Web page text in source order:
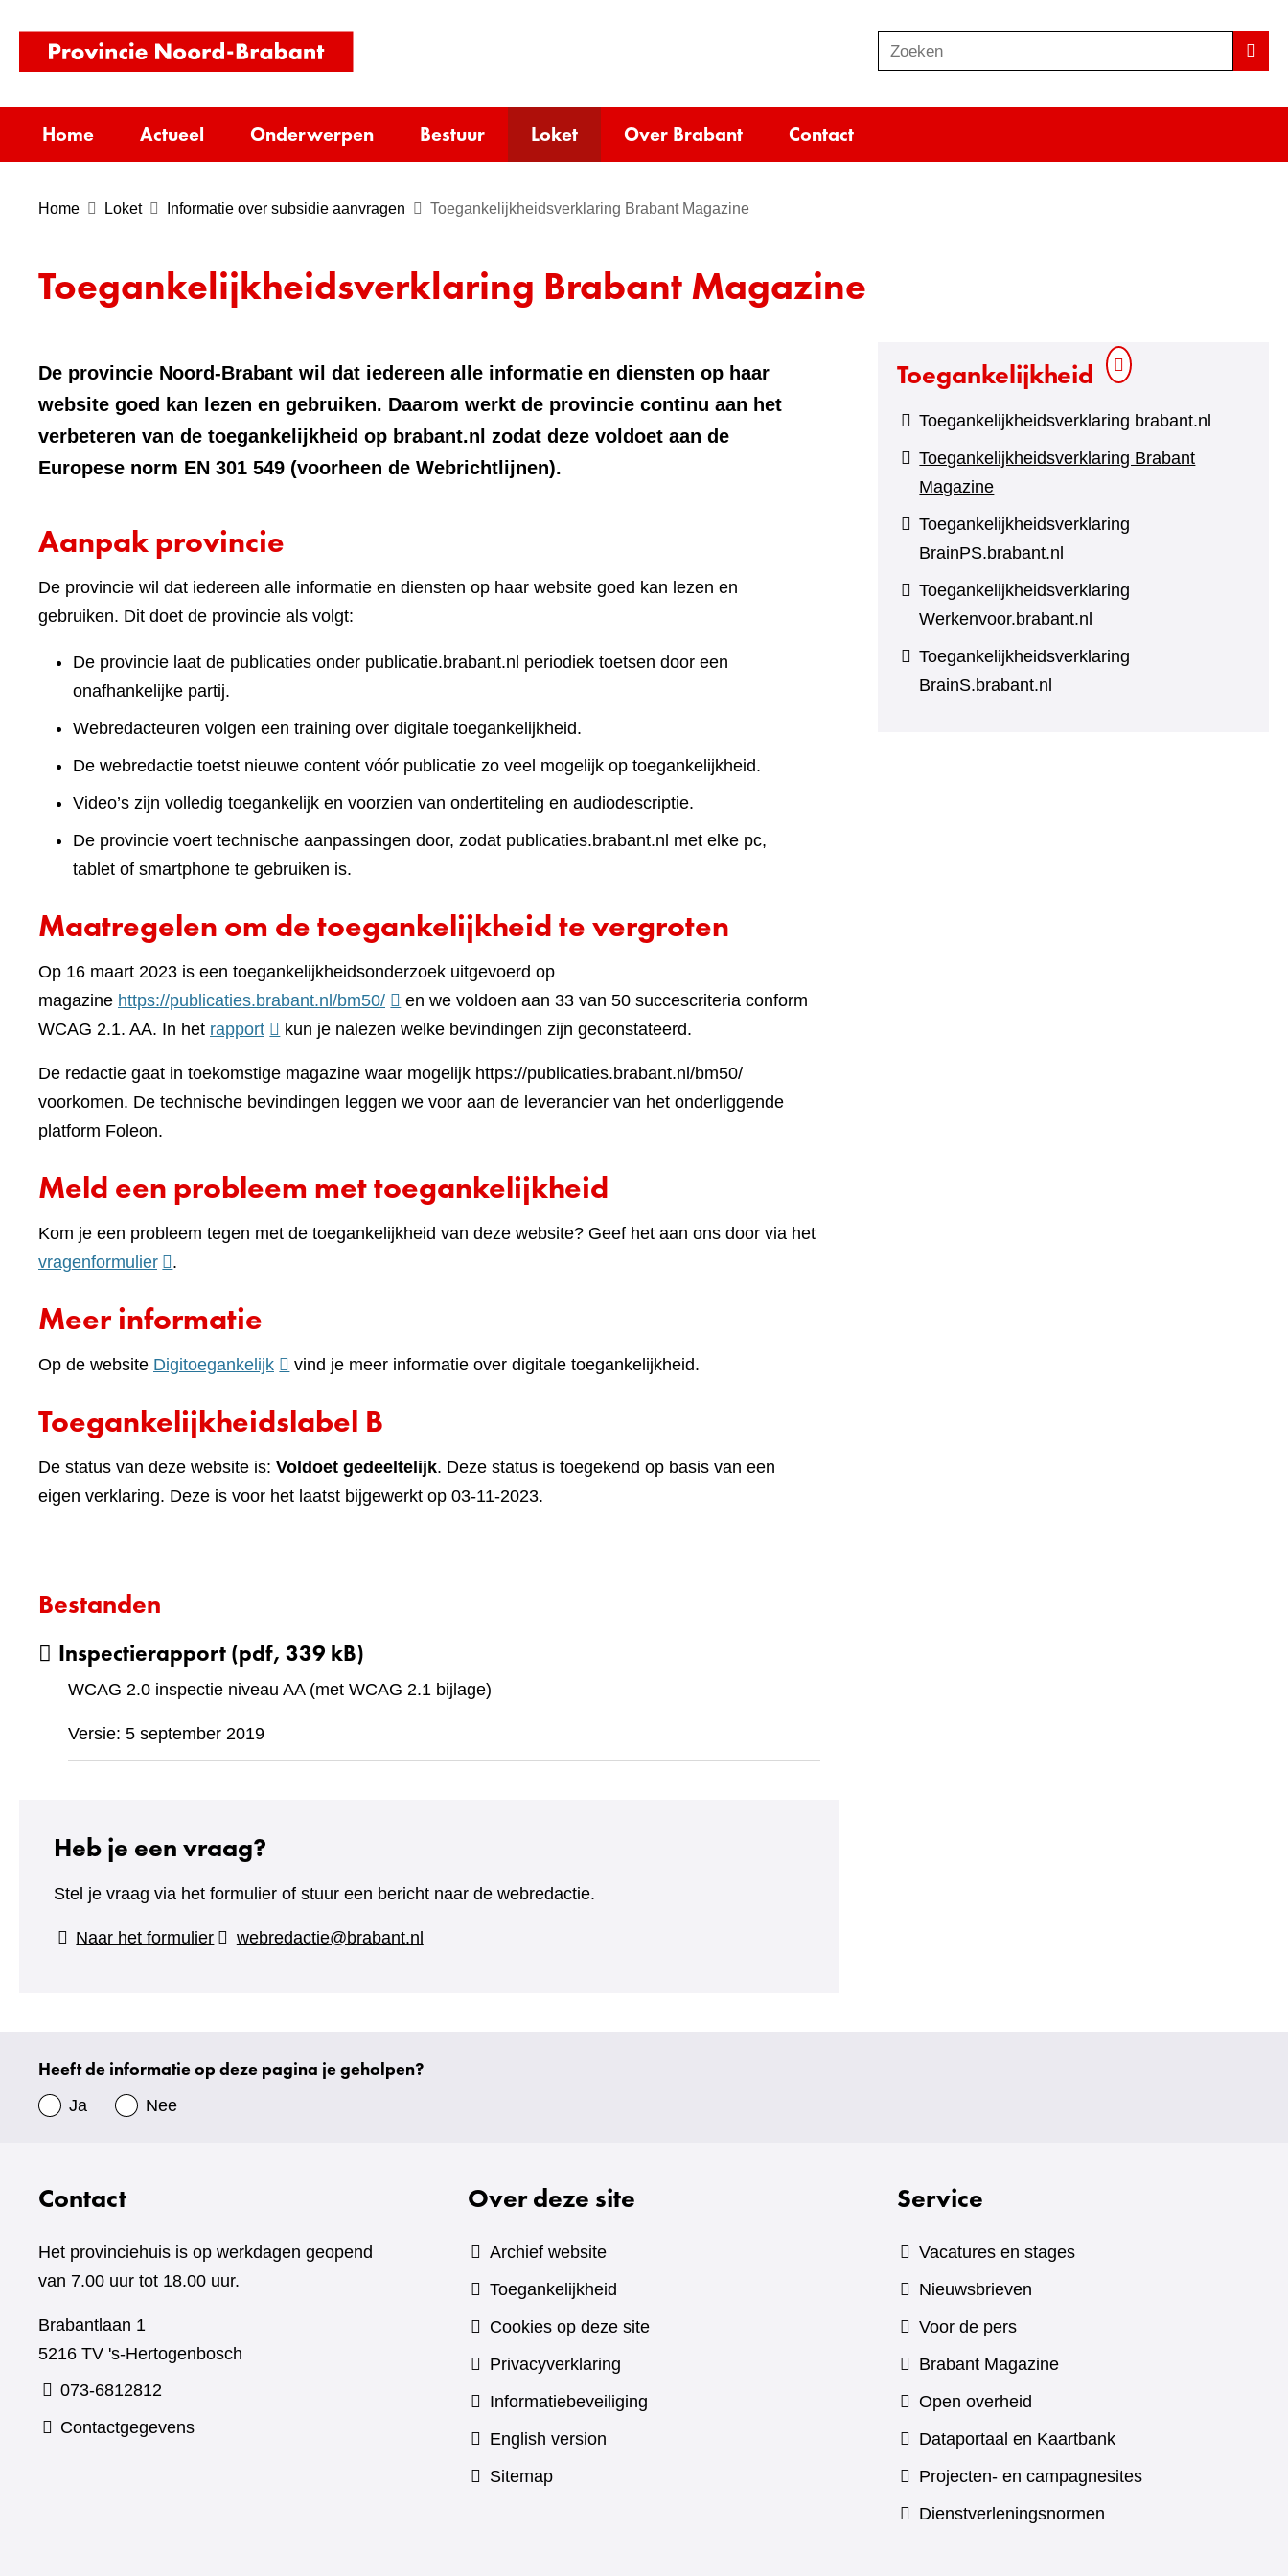
inhoud
homepage)
o
e
e
Zoeken
Home Actueel Onderwerpen Bestuur Loket Over Brabant Contact
Home Loket Informatie over subsidie aanvragen Toegankelijkheidsverklaring Brabant Magazine
Toegankelijkheidsverklaring Brabant Magazine
De provincie Noord-Brabant wil dat iedereen alle informatie en diensten op haar
website goed kan lezen en gebruiken. Daarom werkt de provincie continu aan het
verbeteren van de toegankelijkheid op brabant.nl zodat deze voldoet aan de
Europese norm EN 301 549 (voorheen de Webrichtlijnen).
Aanpak provincie
De provincie wil dat iedereen alle informatie en diensten op haar website goed kan lezen en
gebruiken. Dit doet de provincie als volgt:
De provincie laat de publicaties onder publicatie.brabant.nl periodiek toetsen door een
onafhankelijke partij.
Webredacteuren volgen een training over digitale toegankelijkheid.
De webredactie toetst nieuwe content vóór publicatie zo veel mogelijk op toegankelijkheid.
Video’s zijn volledig toegankelijk en voorzien van ondertiteling en audiodescriptie.
De provincie voert technische aanpassingen door, zodat publicaties.brabant.nl met elke pc,
tablet of smartphone te gebruiken is.
Maatregelen om de toegankelijkheid te vergroten
Op 16 maart 2023 is een toegankelijkheidsonderzoek uitgevoerd op
magazine https://publicaties.brabant.nl/bm50/(verwijst
naar
andere
en we voldoen aan 33 van 50 succescriteria conform
WCAG 2.1. AA. In het rapport(verwijst
een
andere
kun je nalezen welke bevindingen zijn geconstateerd.
De redactie gaat in toekomstige magazine waar mogelijk https://publicaties.brabant.nl/bm50/
voorkomen. De technische bevindingen leggen we voor aan de leverancier van het onderliggende
platform Foleon.
Meld een probleem met toegankelijkheid
Kom je een probleem tegen met de toegankelijkheid van deze website? Geef het aan ons door via het
vragenformulier(verwijst
een
website)
.
Meer informatie
Op de website Digitoegankelijk(verwijst
een
website)
vind je meer informatie over digitale toegankelijkheid.
Toegankelijkheidslabel B
De status van deze website is: Voldoet gedeeltelijk. Deze status is toegekend op basis van een
eigen verklaring. Deze is voor het laatst bijgewerkt op 03-11-2023.
Bestanden
Inspectierapport(pdf, 339 kB)
WCAG 2.0 inspectie niveau AA (met WCAG 2.1 bijlage)
Versie: 5 september 2019
Heb je een vraag?
Stel je vraag via het formulier of stuur een bericht naar de webredactie.
Naar het formulier(verwijst
webredactie@brabant.nl
Toegankelijkheid
Toegankelijkheidsverklaring brabant.nl
Toegankelijkheidsverklaring Brabant
Magazine
Toegankelijkheidsverklaring
BrainPS.brabant.nl
Toegankelijkheidsverklaring
Werkenvoor.brabant.nl
Toegankelijkheidsverklaring
BrainS.brabant.nl
Uw
gegevens
Heeft de informatie op deze pagina je geholpen?
Ja Nee
Contact
Het provinciehuis is op werkdagen geopend
van 7.00 uur tot 18.00 uur.
Brabantlaan 1
5216 TV 's-Hertogenbosch
073-6812812
Contactgegevens
Over deze site
Archief website
Toegankelijkheid
Cookies op deze site
Privacyverklaring
Informatiebeveiliging
English version
Sitemap
Service
Vacatures en stages
Nieuwsbrieven
Voor de pers
Brabant Magazine(verwijst
andere
website)
Open overheid
Dataportaal en Kaartbank(verwijst
naar
Projecten- en campagnesites
Dienstverleningsnormen